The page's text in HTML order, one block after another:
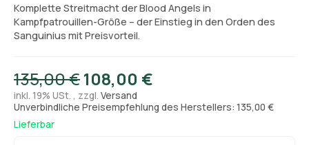
Komplette Streitmacht der Blood Angels in
Kampfpatrouillen-Größe – der Einstieg in den Orden des
Sanguinius mit Preisvorteil.
135,00 €108,00 €
inkl. 19% USt. , zzgl. Versand
Unverbindliche Preisempfehlung des Herstellers: 135,00 €
Lieferbar